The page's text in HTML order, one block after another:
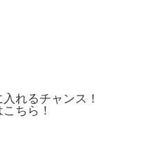
れるチャンス！
ちら！